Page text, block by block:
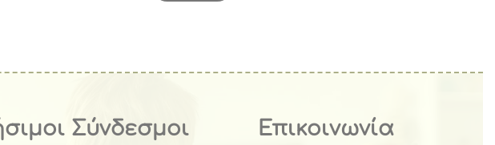
Σύνδεσμοι Επικοινωνία